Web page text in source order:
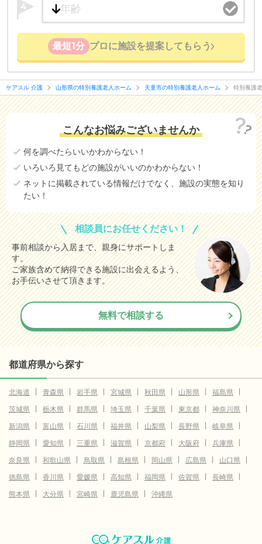
4
最短1分 プロに施設を提案してもらう
ケアスル 介護 山形県の特別養護老人ホーム 天童市の特別養護老人ホーム 特別養護
こんなお悩みございませんか
何を調べたらいいかわからない！
いろいろ見てもどの施設がいいのかわからない！
ネットに掲載されている情報だけでなく、施設の実態を知り
たい！
相談員にお任せください！
事前相談から入居まで、親身にサポートしま
す。
ご家族含めて納得できる施設に出会えるよう、
お手伝いさせて頂きます。
無料で相談する
都道府県から探す
北海道 青森県 岩手県 宮城県 秋田県 山形県
福島県
茨城県
栃木県 群馬県 埼玉県 千葉県 東京都
神奈川県
新潟県
富山県 石川県 福井県 山梨県 長野県
岐阜県
静岡県
愛知県 三重県 滋賀県 京都府 大阪府
兵庫県
奈良県
和歌山県 鳥取県 島根県 岡山県 広島県
山口県
徳島県
香川県 愛媛県 高知県 福岡県 佐賀県
長崎県
熊本県
大分県 宮崎県 鹿児島県 沖縄県